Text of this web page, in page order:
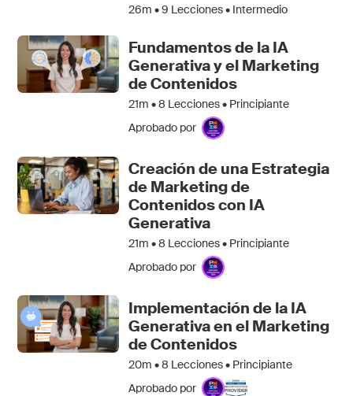
26m •9 Lecciones • Intermedio
Fundamentos de la IA
Generativa y el Marketing
de Contenidos
21m •8 Lecciones • Principiante
Aprobado por
Creación de una Estrategia
de Marketing de
Contenidos con IA
Generativa
21m •8 Lecciones • Principiante
Aprobado por
Implementación de la IA
Generativa en el Marketing
de Contenidos
20m •8 Lecciones • Principiante
Aprobado por